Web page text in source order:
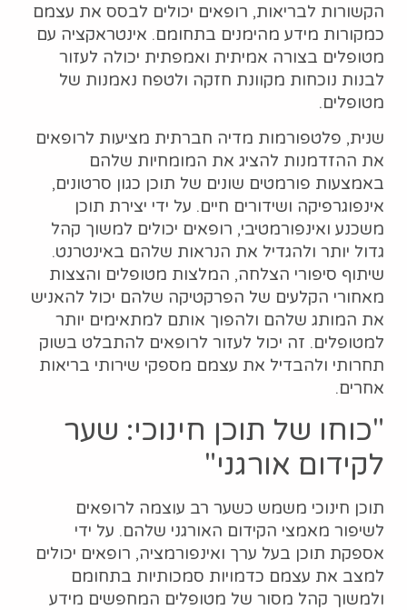
הקשורות לבריאות, רופאים יכולים לבסס את עצמם
כמקורות מידע מהימנים בתחומם. אינטראקציה עם
מטופלים בצורה אמיתית ואמפתית יכולה לעזור
לבנות נוכחות מקוונת חזקה ולטפח נאמנות של
מטופלים.
שנית, פלטפורמות מדיה חברתית מציעות לרופאים
את ההזדמנות להציג את המומחיות שלהם
באמצעות פורמטים שונים של תוכן כגון סרטונים,
אינפוגרפיקה ושידורים חיים. על ידי יצירת תוכן
משכנע ואינפורמטיבי, רופאים יכולים למשוך קהל
גדול יותר ולהגדיל את הנראות שלהם באינטרנט.
שיתוף סיפורי הצלחה, המלצות מטופלים והצצות
מאחורי הקלעים של הפרקטיקה שלהם יכול להאניש
את המותג שלהם ולהפוך אותם למתאימים יותר
למטופלים. זה יכול לעזור לרופאים להתבלט בשוק
תחרותי ולהבדיל את עצמם מספקי שירותי בריאות
אחרים.
"כוחו של תוכן חינוכי: שער
לקידום אורגני"
תוכן חינוכי משמש כשער רב עוצמה לרופאים
לשיפור מאמצי הקידום האורגני שלהם. על ידי
אספקת תוכן בעל ערך ואינפורמציה, רופאים יכולים
למצב את עצמם כדמויות סמכותיות בתחומם
ולמשוך קהל מסור של מטופלים המחפשים מידע